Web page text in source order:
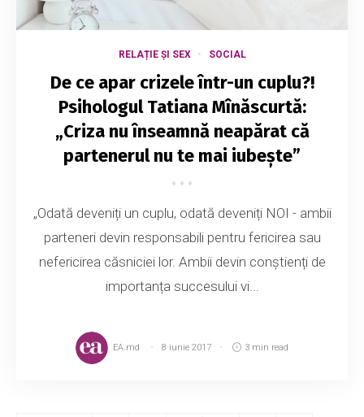
RELAȚIE ȘI SEX SOCIAL
De ce apar crizele într-un cuplu?!
Psihologul Tatiana Mînăscurtă:
„Criza nu înseamnă neapărat că
partenerul nu te mai iubește”
„Odată deveniți un cuplu, odată deveniți NOI - ambii
parteneri devin responsabili pentru fericirea sau
nefericirea căsniciei lor. Ambii devin conștienți de
importanța succesului vi...
EA.md 8 iunie 2017 3 min read